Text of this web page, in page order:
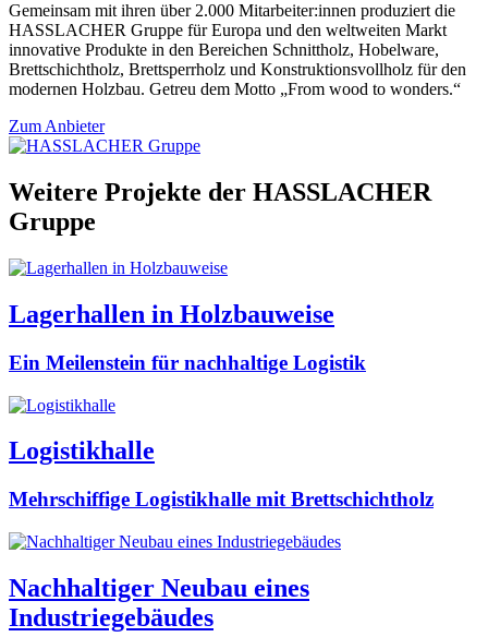
Gemeinsam mit ihren über 2.000 Mitarbeiter:innen produziert die
HASSLACHER Gruppe für Europa und den weltweiten Markt
innovative Produkte in den Bereichen Schnittholz, Hobelware,
Brettschichtholz, Brettsperrholz und Konstruktionsvollholz für den
modernen Holzbau. Getreu dem Motto „From wood to wonders.“
Zum Anbieter
Weitere Projekte der HASSLACHER
Gruppe
Lagerhallen in Holzbauweise
Ein Meilenstein für nachhaltige Logistik
Logistikhalle
Mehrschiffige Logistikhalle mit Brettschichtholz
Nachhaltiger Neubau eines
Industriegebäudes